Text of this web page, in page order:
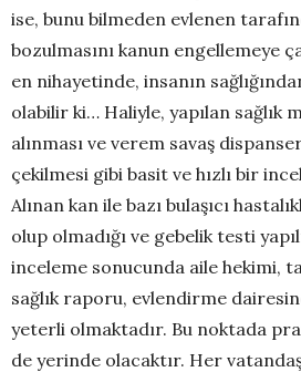
ise, bunu bilmeden evlenen
bozulmasını kanun engellemeye
en nihayetinde, insanın
olabilir ki… Haliyle, yapılan sağlık
alınması ve verem savaş
çekilmesi gibi basit ve hızlı bir
Alınan kan ile bazı bulaşıcı
olup olmadığı ve gebelik testi
inceleme sonucunda aile hekimi,
sağlık raporu, evlendirme
yeterli olmaktadır. Bu noktada
de yerinde olacaktır. Her